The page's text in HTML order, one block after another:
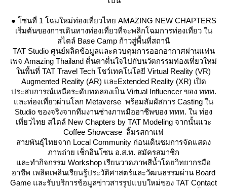
● โซนที่ 1 โฉมใหม่ท่องเที่ยวไทย AMAZING NEW CHAPTERS
เริ่มต้นของการเดินทางท่องเที่ยวที่จะพลิกโฉมการท่องเที่ยว ใน
สไตล์ Base Camp ก้าวสู่พื้นที่สถานี
TAT Studio ศูนย์ผลิตข้อมูลและควบคุมการออกอากาศผ่านแฟน
เพจ Amazing Thailand ตื่นตาตื่นใจไปกับนวัตกรรมท่องเที่ยวใหม่
นพื้นที่ TAT Travel Tech โชว์เทคโนโลยี Virtual Reality (VR)
Augmented Reality (AR) และExtended Reality (XR) เปิด
ประสบการณ์เหนือระดับทดลองเป็น Virtual Influencer ของ ททท.
ละท่องเที่ยวผ่านโลก Metaverse พร้อมสัมผัสการ Casting ใน
Studio ของจริงจากทีมงานช่างภาพมืออาชีพของ ททท. ใน ท่อง
เที่ยวไทย สไตล์ New Chapters by TAT Modeling จากนั้นแวะ
Coffee Showcase ลิ้มรสกาแฟ
สายพันธุ์ไทยจาก Local Community ก่อนเดินชมการจัดแสดง
ภาพถ่าย เช็กอินโซน อ.ส.ท. สมัครสมาชิก
ละทำกิจกรรม Workshop เรียนวาดภาพสีน้ำโดยวิทยากรมือ
อาชีพ เพลิดเพลินเรียนรู้ประวัติศาสตร์และวัฒนธรรมผ่าน Board
Game และรับบริการข้อมูลข่าวสารรูปแบบใหม่ของ TAT Contact